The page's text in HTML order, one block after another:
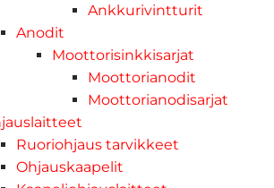
Ankkurivintturit
Anodit
Moottorisinkkisarjat
Moottorianodit
Moottorianodisarjat
Ruoriohjaus tarvikkeet
Ohjauskaapelit